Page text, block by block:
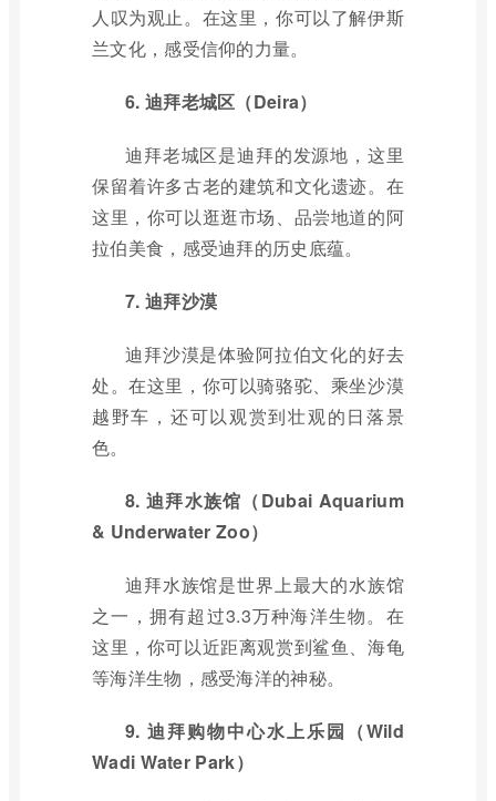
人叹为观止。在这里，你可以了解伊斯
兰文化，感受信仰的力量。
6. 迪拜老城区（Deira）
迪拜老城区是迪拜的发源地，这里
保留着许多古老的建筑和文化遗迹。在
这里，你可以逛逛市场、品尝地道的阿
拉伯美食，感受迪拜的历史底蕴。
7. 迪拜沙漠
迪拜沙漠是体验阿拉伯文化的好去
处。在这里，你可以骑骆驼、乘坐沙漠
越野车，还可以观赏到壮观的日落景
色。
8. 迪拜水族馆（Dubai Aquarium
& Underwater Zoo）
迪拜水族馆是世界上最大的水族馆
之一，拥有超过3.3万种海洋生物。在
这里，你可以近距离观赏到鲨鱼、海龟
等海洋生物，感受海洋的神秘。
9. 迪拜购物中心水上乐园（Wild
Wadi Water Park）